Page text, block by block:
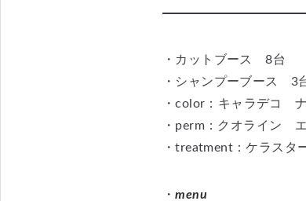
・カットブース 8台
・シャンプーブース 3
・color：キャラデコ
・perm：クオライン
・treatment：ケラス
・menu